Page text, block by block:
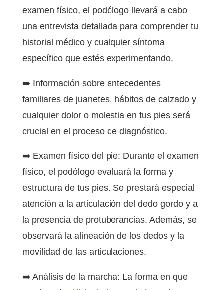
examen físico, el podólogo llevará a cabo
una entrevista detallada para comprender tu
historial médico y cualquier síntoma
específico que estés experimentando.
➡️ Información sobre antecedentes
familiares de juanetes, hábitos de calzado y
cualquier dolor o molestia en tus pies será
crucial en el proceso de diagnóstico.
➡️ Examen físico del pie: Durante el examen
físico, el podólogo evaluará la forma y
estructura de tus pies. Se prestará especial
atención a la articulación del dedo gordo y a
la presencia de protuberancias. Además, se
observará la alineación de los dedos y la
movilidad de las articulaciones.
➡️ Análisis de la marcha: La forma en que